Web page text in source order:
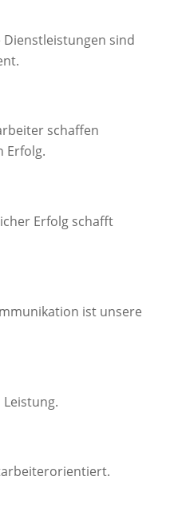
sind
schaffen
Erfolg.
Erfolg schafft
ist unsere